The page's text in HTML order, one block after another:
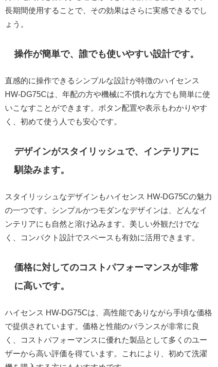
長期間使用することで、その効果はさらに実感できるでし
ょう。
操作が簡単で、誰でも使いやすい設計です。
直感的に操作できるシンプルな設計が特徴のハイセンス
HW-DG75Cは、年配の方や機械に不慣れな方でも簡単に使
いこなすことができます。ボタン配置や表示もわかりやす
く、初めて使う人でも安心です。
デザインがスタイリッシュで、インテリアに
馴染みます。
スタイリッシュなデザインもハイセンス HW-DG75Cの魅力
の一つです。シンプルかつモダンなデザインは、どんなイ
ンテリアにも自然と溶け込みます。美しい外観だけでな
く、コンパクト設計でスペースも有効に活用できます。
価格に対してのコストパフォーマンスが非常
に高いです。
ハイセンス HW-DG75Cは、高性能でありながら手頃な価格
で提供されています。価格と性能のバランスが非常に良
く、コストパフォーマンスに優れた製品として多くのユー
ザーから高い評価を得ています。これにより、初めて洗濯